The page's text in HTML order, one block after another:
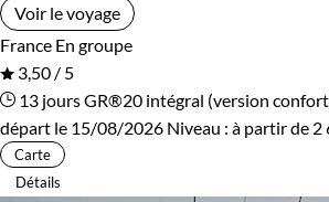
Voir le voyage
France En groupe
3,50 / 5
13 joursGR®20 intégral (version
départ le 15/08/2026 Niveau : à partir de 2
Carte
Détails